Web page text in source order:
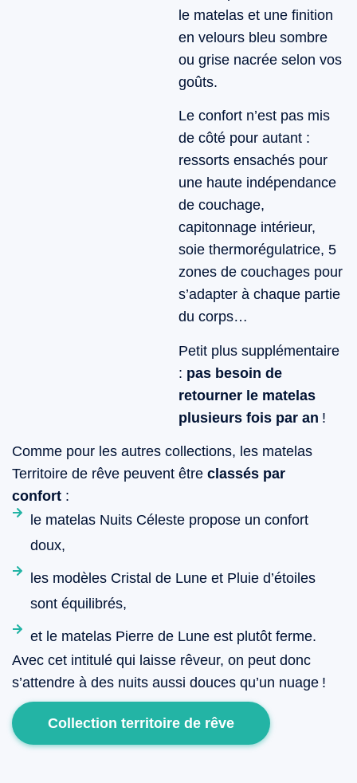
le matelas et une finition
en velours bleu sombre
ou grise nacrée selon vos
goûts.
Le confort n’est pas mis
de côté pour autant :
ressorts ensachés pour
une haute indépendance
de couchage,
capitonnage intérieur,
soie thermorégulatrice, 5
zones de couchages pour
s’adapter à chaque partie
du corps…
Petit plus supplémentaire
: pas besoin de
retourner le matelas
plusieurs fois par an !
Comme pour les autres collections, les matelas
Territoire de rêve peuvent être classés par
confort :
le matelas Nuits Céleste propose un confort
doux,
les modèles Cristal de Lune et Pluie d’étoiles
sont équilibrés,
et le matelas Pierre de Lune est plutôt ferme.
Avec cet intitulé qui laisse rêveur, on peut donc
s’attendre à des nuits aussi douces qu’un nuage !
Collection territoire de rêve